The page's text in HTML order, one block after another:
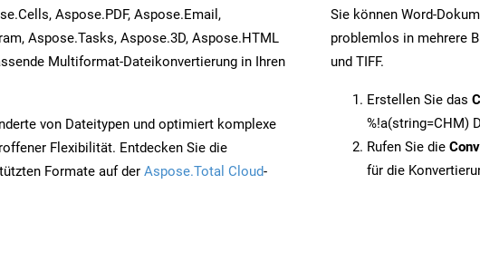
Aspose.PDF, Aspose.Email,
Aspose.Tasks, Aspose.3D, Aspose.HTML
Multiformat-Dateikonvertierung in Ihren
von Dateitypen und optimiert komplexe
Flexibilität. Entdecken Sie die
Formate auf der Aspose.Total Cloud-
Sie können Word-
problemlos in mehrere
und TIFF.
Erstellen Sie das
%!a(string=CHM)
Rufen Sie die
für die